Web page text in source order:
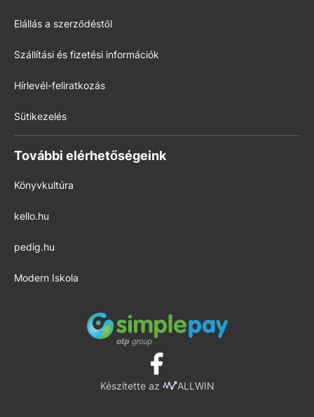
Elállás a szerződéstől
Szállítási és fizetési információk
Hírlevél-feliratkozás
Sütikezelés
További elérhetőségeink
Könyvkultúra
kello.hu
pedig.hu
Modern Iskola
Készítette az ALLWIN